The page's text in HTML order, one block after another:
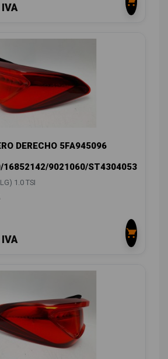
DERECHO 5FA945096
16852142/9021060/ST4304053
1.0 TSI